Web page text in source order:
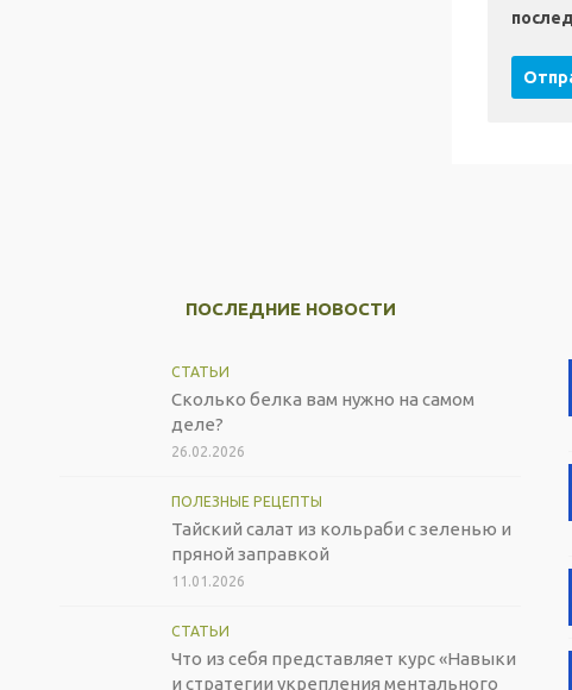
ПОСЛЕДНИЕ НОВОСТИ
СТАТЬИ
Сколько белка вам нужно на самом
деле?
26.02.2026
ПОЛЕЗНЫЕ РЕЦЕПТЫ
Тайский салат из кольраби с зеленью и
пряной заправкой
11.01.2026
СТАТЬИ
Что из себя представляет курс «Навыки
и стратегии укрепления ментального